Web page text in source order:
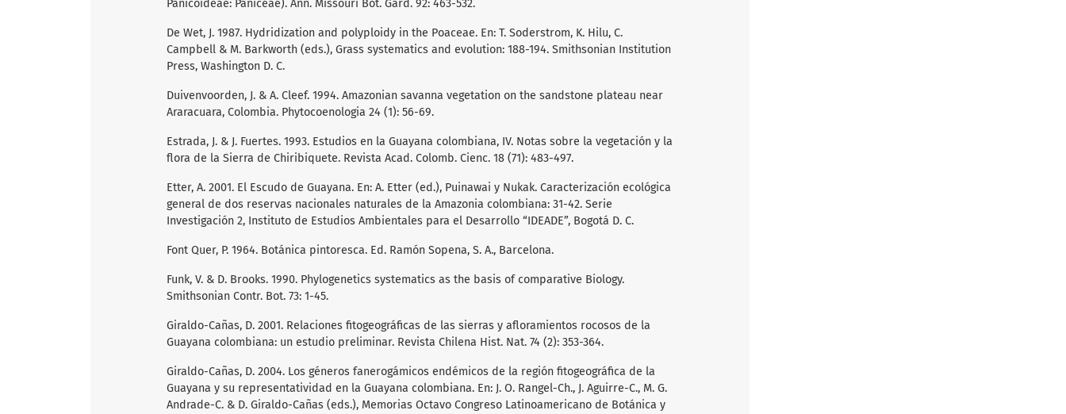
Panicoideae: Paniceae). Ann. Missouri Bot. Gard. 92: 463-532.
De Wet, J. 1987. Hydridization and polyploidy in the Poaceae. En: T. Soderstrom, K. Hilu, C.
Campbell & M. Barkworth (eds.), Grass systematics and evolution: 188-194. Smithsonian Institution
Press, Washington D. C.
Duivenvoorden, J. & A. Cleef. 1994. Amazonian savanna vegetation on the sandstone plateau near
Araracuara, Colombia. Phytocoenologia 24 (1): 56-69.
Estrada, J. & J. Fuertes. 1993. Estudios en la Guayana colombiana, IV. Notas sobre la vegetación y la
flora de la Sierra de Chiribiquete. Revista Acad. Colomb. Cienc. 18 (71): 483-497.
Etter, A. 2001. El Escudo de Guayana. En: A. Etter (ed.), Puinawai y Nukak. Caracterización ecológica
general de dos reservas nacionales naturales de la Amazonia colombiana: 31-42. Serie
Investigación 2, Instituto de Estudios Ambientales para el Desarrollo “IDEADE”, Bogotá D. C.
Font Quer, P. 1964. Botánica pintoresca. Ed. Ramón Sopena, S. A., Barcelona.
Funk, V. & D. Brooks. 1990. Phylogenetics systematics as the basis of comparative Biology.
Smithsonian Contr. Bot. 73: 1-45.
Giraldo-Cañas, D. 2001. Relaciones fitogeográficas de las sierras y afloramientos rocosos de la
Guayana colombiana: un estudio preliminar. Revista Chilena Hist. Nat. 74 (2): 353-364.
Giraldo-Cañas, D. 2004. Los géneros fanerogámicos endémicos de la región fitogeográfica de la
Guayana y su representatividad en la Guayana colombiana. En: J. O. Rangel-Ch., J. Aguirre-C., M. G.
Andrade-C. & D. Giraldo-Cañas (eds.), Memorias Octavo Congreso Latinoamericano de Botánica y